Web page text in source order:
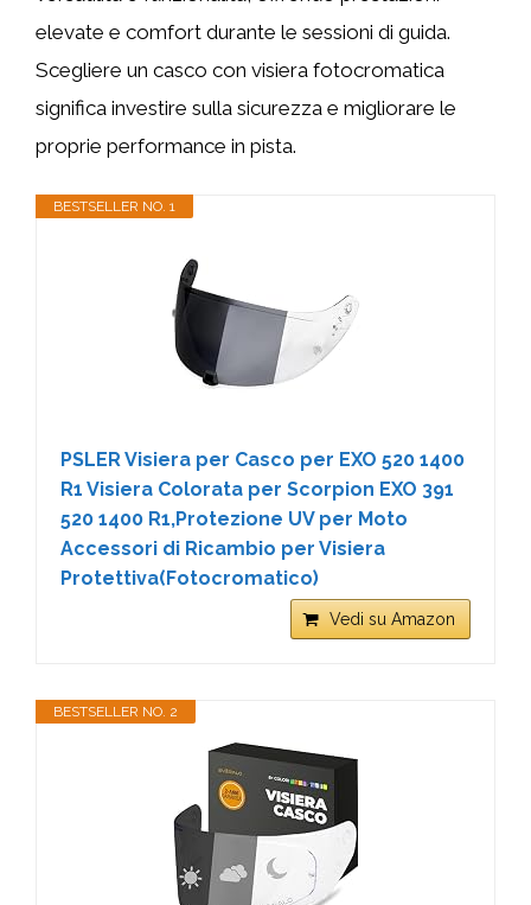
elevate e comfort durante le sessioni di guida.
Scegliere un casco con visiera fotocromatica
significa investire sulla sicurezza e migliorare le
proprie performance in pista.
BESTSELLER NO. 1
PSLER Visiera per Casco per EXO 520 1400
R1 Visiera Colorata per Scorpion EXO 391
520 1400 R1,Protezione UV per Moto
Accessori di Ricambio per Visiera
Protettiva(Fotocromatico)
Vedi su Amazon
BESTSELLER NO. 2